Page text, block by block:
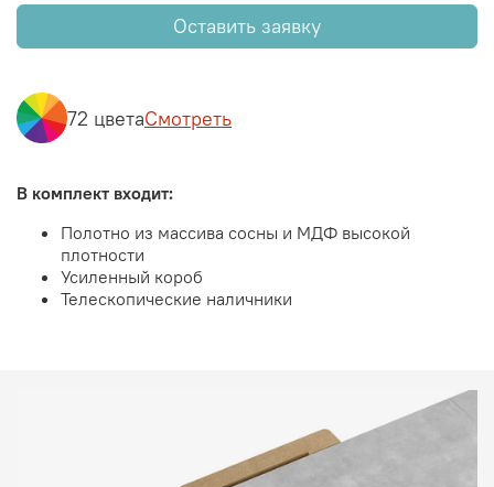
Оставить заявку
72 цветаСмотреть
В комплект входит:
Полотно из массива сосны и МДФ высокой
плотности
Усиленный короб
Телескопические наличники